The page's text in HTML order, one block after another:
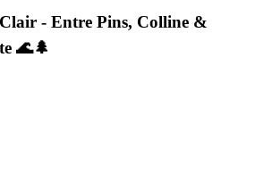
- Entre Pins, Colline &
🌊🌲